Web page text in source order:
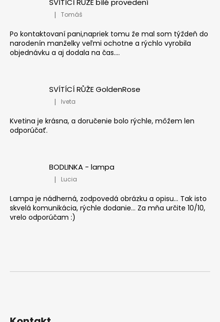
SVÍTÍCÍ RŮŽE bílé provedení
Hodnocení produktu je 5 z 5 hvězdiček.
| Tomáš
Po kontaktovaní pani,napriek tomu že mal som týždeň do
narodenín manželky veľmi ochotne a rýchlo vyrobila
objednávku a aj dodala na čas....
SVÍTÍCÍ RŮŽE GoldenRose
Hodnocení produktu je 5 z 5 hvězdiček.
| Iveta
Kvetina je krásna, a doručenie bolo rýchle, môžem len
odporúčať.
BODLINKA - lampa
Hodnocení produktu je 5 z 5 hvězdiček.
| Lucia
Lampa je nádherná, zodpovedá obrázku a opisu... Tak isto
skvelá komunikácia, rýchle dodanie... Za mňa určite 10/10,
vrelo odporúčam :)